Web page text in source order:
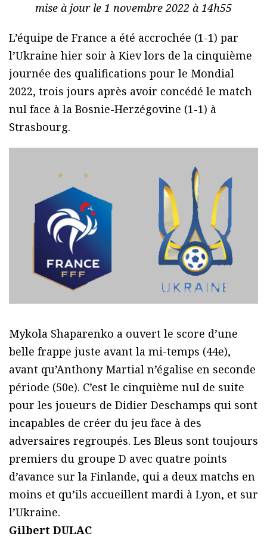
mise à jour le 1 novembre 2022 à 14h55
L’équipe de France a été accrochée (1-1) par
l’Ukraine hier soir à Kiev lors de la cinquième
journée des qualifications pour le Mondial
2022, trois jours après avoir concédé le match
nul face à la Bosnie-Herzégovine (1-1) à
Strasbourg.
Mykola Shaparenko a ouvert le score d’une
belle frappe juste avant la mi-temps (44e),
avant qu’Anthony Martial n’égalise en seconde
période (50e). C’est le cinquième nul de suite
pour les joueurs de Didier Deschamps qui sont
incapables de créer du jeu face à des
adversaires regroupés. Les Bleus sont toujours
premiers du groupe D avec quatre points
d’avance sur la Finlande, qui a deux matchs en
moins et qu’ils accueillent mardi à Lyon, et sur
l’Ukraine.
Gilbert DULAC